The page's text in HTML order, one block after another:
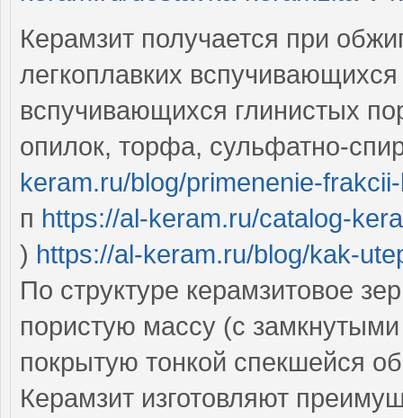
Керамзит получается при
легкоплавких
вспучивающихся глинистых
опилок, торфа, сульфатно-
keram.ru/blog/primenenie-
п https://al-keram.ru/catalog-
) https://al-keram.ru/blog/kak-
По структуре керамзитовое
пористую массу (с
покрытую тонкой спекшейся
Керамзит изготовляют